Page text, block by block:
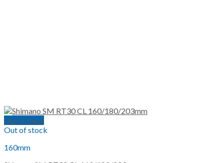
Quick View
Out of stock
160mm